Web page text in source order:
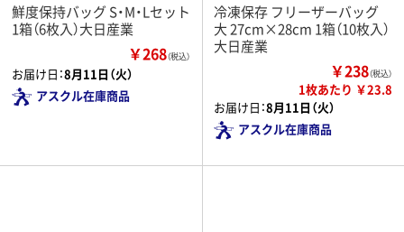
鮮度保持バッグ S・M・Lセット
1箱（6枚入）大日産業
￥268（税込）
お届け日：8月11日（火）
アスクル在庫商品
冷凍保存 フリーザーバッグ
大 27cm×28cm 1箱（10枚入）
大日産業
￥238（税込）
1枚あたり ￥23.8
お届け日：8月11日（火）
アスクル在庫商品